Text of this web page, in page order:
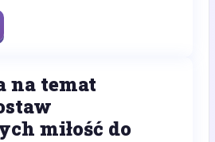
na temat
miłość do